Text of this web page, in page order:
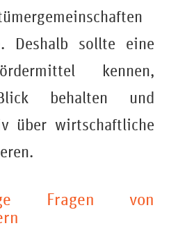
Deshalb sollte eine
kennen,
behalten und
über wirtschaftliche
Fragen von